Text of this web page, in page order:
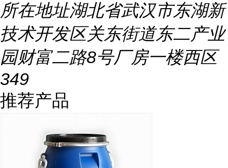
所在地址湖北省武汉市东湖新
技术开发区关东街道东二产业
园财富二路8号厂房一楼西区
349
推荐产品